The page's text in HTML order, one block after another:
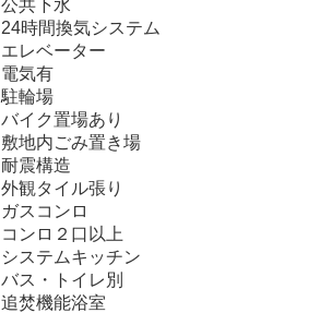
公共下水
24時間換気システム
エレベーター
電気有
駐輪場
バイク置場あり
敷地内ごみ置き場
耐震構造
外観タイル張り
ガスコンロ
コンロ２口以上
システムキッチン
バス・トイレ別
追焚機能浴室